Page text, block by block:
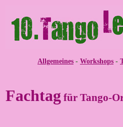
Allgemeines - Workshops -
Fachtag für Tango-